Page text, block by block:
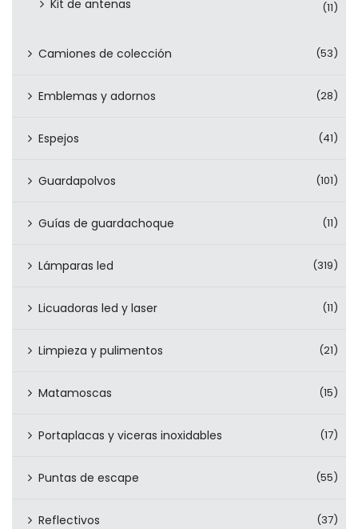
Kit de antenas (11)
Camiones de colección (53)
Emblemas y adornos (28)
Espejos (41)
Guardapolvos (101)
Guías de guardachoque (11)
Lámparas led (319)
Licuadoras led y laser (11)
Limpieza y pulimentos (21)
Matamoscas (15)
Portaplacas y viceras inoxidables (17)
Puntas de escape (55)
Reflectivos (37)